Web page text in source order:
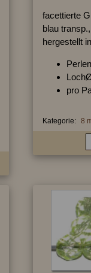
facettierte
blau transp.,
hergestellt
pro
Kategorie: 8